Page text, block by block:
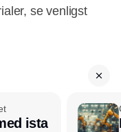
se venligst
ista